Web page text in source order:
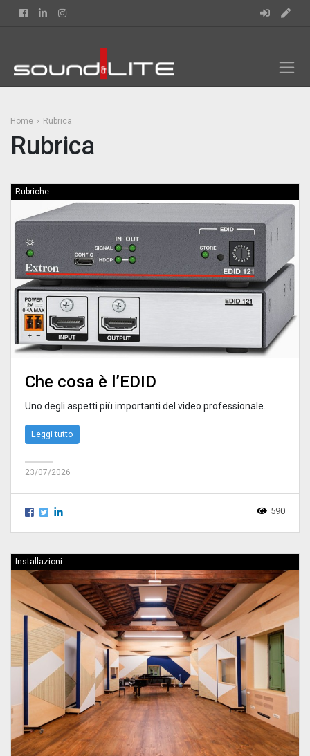
FacebookLinkedin
Home Rubrica
Rubrica
Rubriche
Che cosa è l’EDID
Uno degli aspetti più importanti del video professionale.
Leggi tutto
23/07/2026
590
Installazioni